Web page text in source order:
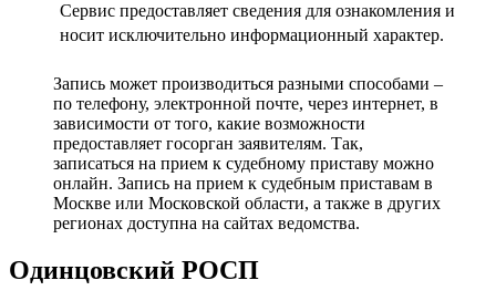
Сервис предоставляет сведения для ознакомления и
носит исключительно информационный характер.
Запись может производиться разными способами –
по телефону, электронной почте, через интернет, в
зависимости от того, какие возможности
предоставляет госорган заявителям. Так,
записаться на прием к судебному приставу можно
онлайн. Запись на прием к судебным приставам в
Москве или Московской области, а также в других
регионах доступна на сайтах ведомства.
Одинцовский РОСП